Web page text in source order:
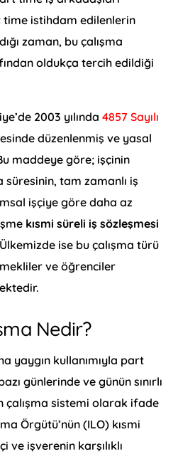
istihdam edilenlerin
zaman, bu çalışma
oldukça tercih edildiği
2003 yılında4857 Sayılı
düzenlenmiş ve yasal
maddeye göre; işçinin
süresinin, tam zamanlı iş
işçiye göre daha az
kısmi süreli iş sözleşmesi
ise bu çalışma türü
ve öğrenciler
Nedir?
yaygın kullanımıyla part
günlerinde ve günün sınırlı
çalışma sistemi olarak ifade
Örgütü’nün (ILO) kısmi
ve işverenin karşılıklı